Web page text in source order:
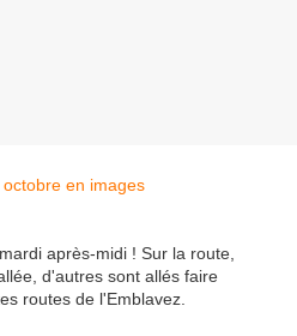
après-midi ! Sur la route,
d'autres sont allés faire
routes de l'Emblavez.